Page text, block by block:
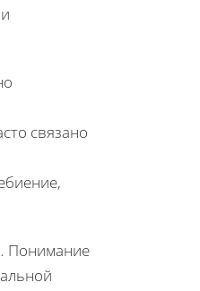
связано
Понимание